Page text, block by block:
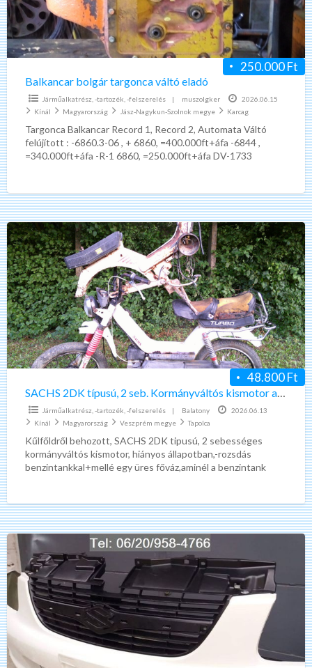
250.000 Ft
Balkancar bolgár targonca váltó eladó
Járműalkatrész, -tartozék, -felszerelés | muszolgker
2026.06.15
Kínál
Magyarország Jász-Nagykun-Szolnok megye Karcag
Targonca Balkancar Record 1, Record 2, Automata Váltó
felújított : -6860.3-06 , + 6860, =400.000ft+áfa -6844 ,
=340.000ft+áfa -R-1 6860, =250.000ft+áfa DV-1733
SACHS
2DK
típusú,
2
seb.
Kormányváltós
kismotor
alkatrésznek
48.800 Ft
SACHS 2DK típusú, 2 seb. Kormányváltós kismotor alkatrésznek
Járműalkatrész, -tartozék, -felszerelés | Balatony
2026.06.13
Kínál
Magyarország Veszprém megye Tapolca
Kűlfőldről behozott, SACHS 2DK tipusú, 2 sebességes
kormányváltós kismotor, hiányos állapotban,-rozsdás
benzintankkal+mellé egy üres főváz,aminél a benzintank
Suzuki
Ignis
utángyártott
lökhárító
rendelhető.